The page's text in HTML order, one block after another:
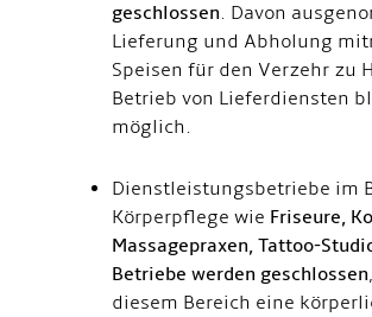
geschlossen. Davon
Lieferung und Abholung
Speisen für den Verzehr zu
Betrieb von Lieferdiensten
möglich.
Dienstleistungsbetriebe im
Körperpflege wie Friseure,
Massagepraxen, Tattoo-
Betriebe werden geschlossen
diesem Bereich eine